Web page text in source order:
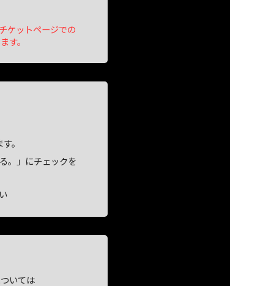
ケットページでの
す。
。
。」にチェックを
いては